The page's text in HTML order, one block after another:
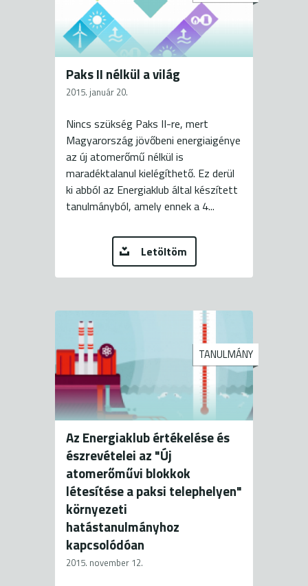
Paks II nélkül a világ
2015. január 20.
Nincs szükség Paks II-re, mert
Magyarország jövőbeni energiaigénye
az új atomerőmű nélkül is
maradéktalanul kielégíthető. Ez derül
ki abból az Energiaklub által készített
tanulmányból, amely ennek a 4...
Letöltöm
TANULMÁNY
Az Energiaklub értékelése és
észrevételei az "Új
atomerőművi blokkok
létesítése a paksi telephelyen"
környezeti
hatástanulmányhoz
kapcsolódóan
2015. november 12.